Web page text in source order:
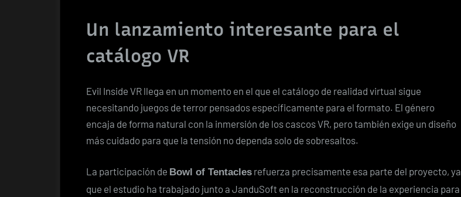
Un lanzamiento interesante para el
catálogo VR
Evil Inside VR llega en un momento en el que el catálogo de realidad virtual sigue
necesitando juegos de terror pensados específicamente para el formato. El género
encaja de forma natural con la inmersión de los cascos VR, pero también exige un diseño
más cuidado para que la tensión no dependa solo de sobresaltos.
La participación de Bowl of Tentacles refuerza precisamente esa parte del proyecto, ya
que el estudio ha trabajado junto a JanduSoft en la reconstrucción de la experiencia para